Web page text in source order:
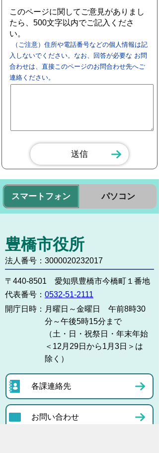
このページに関してご意見がありまし
たら、500文字以内でご記入くださ
い。
（ご注意）住所や電話番号などの個人情報は記
入しないでください。なお、回答が必要な お問
合わせは、直接このページのお問合わせ先へご
連絡ください。
スマートフォン パソコン
豊橋市役所
法人番号：3000020232017
〒440-8501 愛知県豊橋市今橋町１番地
代表番号： 0532-51-2111
開庁日時： 月曜日～金曜日 午前8時30
分～午後5時15分まで
（土・日・祝祭日・年末年始
＜12月29日から1月3日＞は
除く）
各課連絡先
お問い合わせ